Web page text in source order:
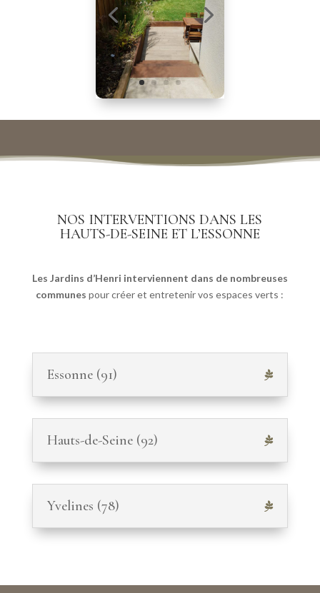
NOS INTERVENTIONS DANS LES
HAUTS-DE-SEINE ET L’ESSONNE
Les Jardins d’Henri interviennent dans de nombreuses
communes pour créer et entretenir vos espaces verts :
Essonne (91)
Hauts-de-Seine (92)
Yvelines (78)